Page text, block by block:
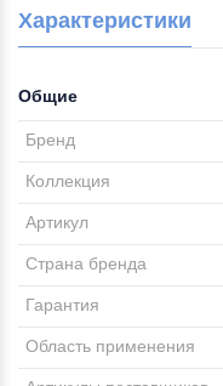
Характеристики
Общие
Бренд
Коллекция
Артикул
Страна бренда
Гарантия
Область применения